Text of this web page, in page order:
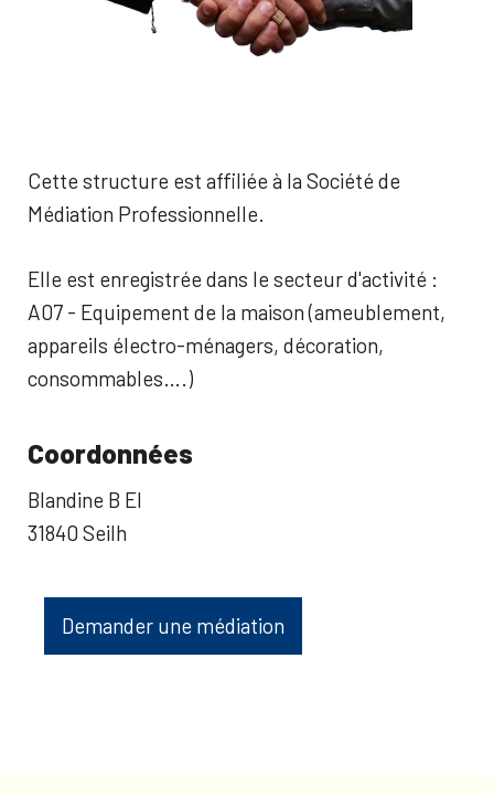
Cette structure est affiliée à la Société de
Médiation Professionnelle.
Elle est enregistrée dans le secteur d'activité :
A07 - Equipement de la maison (ameublement,
appareils électro-ménagers, décoration,
consommables….)
Coordonnées
Blandine B EI
31840 Seilh
Demander une médiation